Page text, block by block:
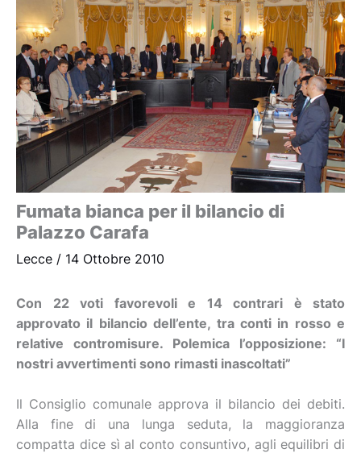
Fumata bianca per il bilancio di
Palazzo Carafa
Lecce / 14 Ottobre 2010
Con 22 voti favorevoli e 14 contrari è stato
approvato il bilancio dell’ente, tra conti in rosso e
relative contromisure. Polemica l’opposizione: “I
nostri avvertimenti sono rimasti inascoltati”
Il Consiglio comunale approva il bilancio dei debiti.
Alla fine di una lunga seduta, la maggioranza
compatta dice sì al conto consuntivo, agli equilibri di